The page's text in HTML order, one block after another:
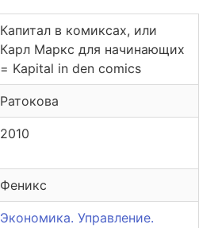
Капитал в комиксах, или
Карл Маркс для начинающих
= Kapital in den comics
Ратокова
2010
Феникс
Экономика. Управление.